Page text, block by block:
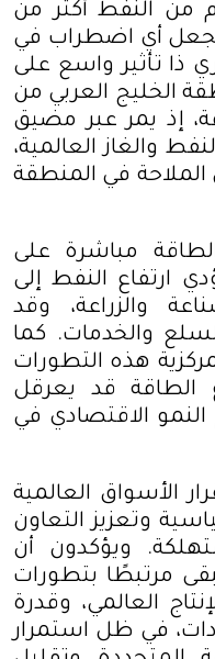
من النفط أكثر من
يجعل أي اضطراب في
ذا تأثير واسع على
الخليج العربي من
إذ يمر عبر مضيق
والغاز العالمية،
في المنطقة
مباشرة على
ارتفاع النفط إلى
والزراعة، وقد
والخدمات. كما
هذه التطورات
الطاقة قد يعرقل
الاقتصادي في
الأسواق العالمية
وتعزيز التعاون
ويؤكدون أن
مرتبطًا بتطورات
العالمي، وقدرة
في ظل استمرار